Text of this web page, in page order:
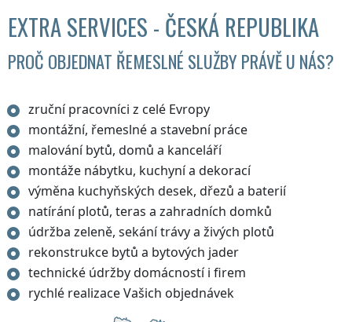
EXTRA SERVICES - ČESKÁ REPUBLIKA
PROČ OBJEDNAT ŘEMESLNÉ SLUŽBY PRÁVĚ U NÁS?
zruční pracovníci z celé Evropy
montážní, řemeslné a stavební práce
malování bytů, domů a kanceláří
montáže nábytku, kuchyní a dekorací
výměna kuchyňských desek, dřezů a baterií
natírání plotů, teras a zahradních domků
údržba zeleně, sekání trávy a živých plotů
rekonstrukce bytů a bytových jader
technické údržby domácností i firem
rychlé realizace Vašich objednávek